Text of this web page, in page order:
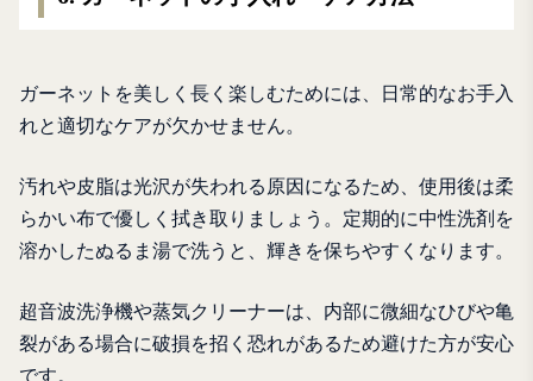
ガーネットを美しく長く楽しむためには、日常的なお手入
れと適切なケアが欠かせません。
汚れや皮脂は光沢が失われる原因になるため、使用後は柔
らかい布で優しく拭き取りましょう。定期的に中性洗剤を
溶かしたぬるま湯で洗うと、輝きを保ちやすくなります。
超音波洗浄機や蒸気クリーナーは、内部に微細なひびや亀
裂がある場合に破損を招く恐れがあるため避けた方が安心
です。